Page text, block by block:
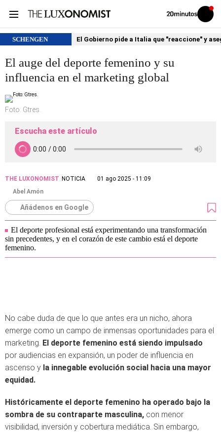
Volver
Iniciar
sesión
SCHENGEN El Gobierno pide a Italia que "reaccione" y
El auge del deporte femenino y su
influencia en el marketing global
Foto: Gtres.
Escucha este artículo
THE LUXONOMIST NOTICIA
01 ago 2025 - 11:09
Abel Amón
Añádenos en Google
El deporte profesional está experimentando una transformación
sin precedentes, y en el corazón de este cambio está el deporte
femenino.
No cabe duda de que lo que antes era un nicho, ahora
emerge como un campo de inmensas oportunidades para el
marketing. El deporte femenino está siendo impulsado
por audiencias en expansión, un poder de influencia en
ascenso y la innegable evolución social hacia una mayor
equidad.
Históricamente el deporte femenino ha operado bajo la
sombra de su contraparte masculina, con menor
visibilidad, inversión y cobertura mediática. Sin embargo,